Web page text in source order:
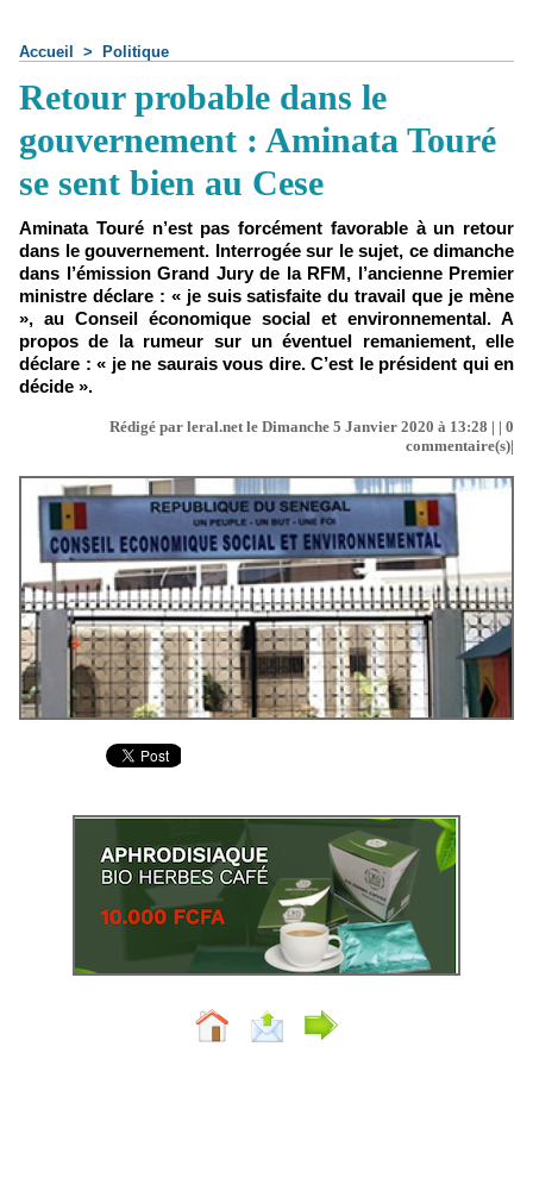
Accueil > Politique
Retour probable dans le
gouvernement : Aminata Touré
se sent bien au Cese
Aminata Touré n’est pas forcément favorable à un retour
dans le gouvernement. Interrogée sur le sujet, ce dimanche
dans l’émission Grand Jury de la RFM, l’ancienne Premier
ministre déclare : « je suis satisfaite du travail que je mène
», au Conseil économique social et environnemental. A
propos de la rumeur sur un éventuel remaniement, elle
déclare : « je ne saurais vous dire. C’est le président qui en
décide ».
Rédigé par leral.net le Dimanche 5 Janvier 2020 à 13:28 | | 0
commentaire(s)|